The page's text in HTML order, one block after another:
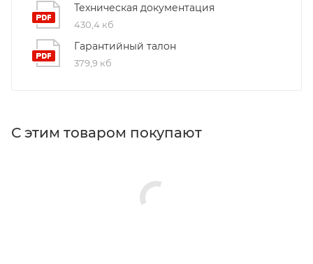
Техническая документация
430,4 кб
Гарантийный талон
379,9 кб
С этим товаром покупают